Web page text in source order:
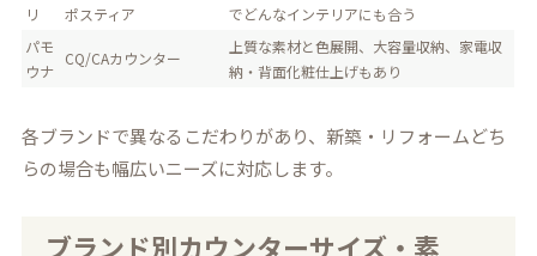
リ
ポスティア
でどんなインテリアにも合う
パモ
ウナ
CQ/CAカウンター
上質な素材と色展開、大容量収納、家電収
納・背面化粧仕上げもあり
各ブランドで異なるこだわりがあり、新築・リフォームどち
らの場合も幅広いニーズに対応します。
ブランド別カウンターサイズ・素